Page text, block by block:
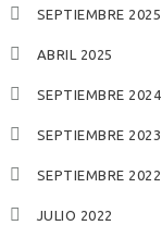
SEPTIEMBRE 2025
ABRIL 2025
SEPTIEMBRE 2024
SEPTIEMBRE 2023
SEPTIEMBRE 2022
JULIO 2022